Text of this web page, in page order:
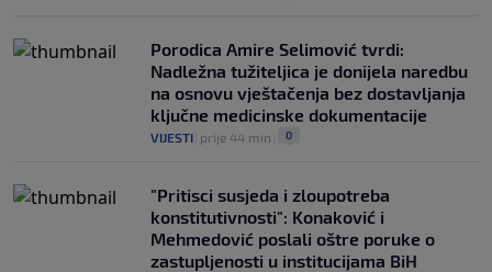
Porodica Amire Selimović tvrdi:
Nadležna tužiteljica je donijela naredbu
na osnovu vještačenja bez dostavljanja
ključne medicinske dokumentacije
VIJESTI prije 44 min 0
"Pritisci susjeda i zloupotreba
konstitutivnosti": Konaković i
Mehmedović poslali oštre poruke o
zastupljenosti u institucijama BiH